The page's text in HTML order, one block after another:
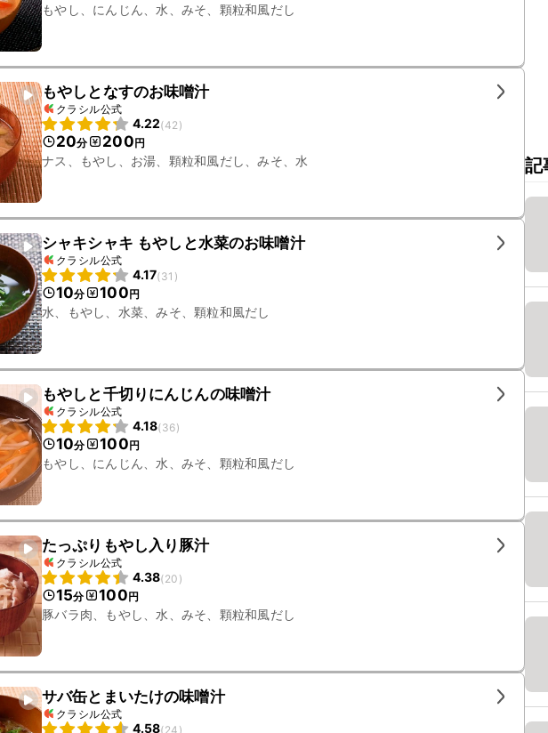
もやし、にんじん、水、みそ、顆粒和風だし
もやしとなすのお味噌汁
クラシル公式
4.22(42 )
20分 200円
ナス、もやし、お湯、顆粒和風だし、みそ、水
シャキシャキ もやしと水菜のお味噌汁
クラシル公式
4.17(31 )
10分 100円
水、もやし、水菜、みそ、顆粒和風だし
もやしと千切りにんじんの味噌汁
クラシル公式
4.18(36)
10分 100円
もやし、にんじん、水、みそ、顆粒和風だし
たっぷりもやし入り豚汁
クラシル公式
4.38(20 )
15分 100円
豚バラ肉、もやし、水、みそ、顆粒和風だし
サバ缶とまいたけの味噌汁
クラシル公式
4.58(24 )
記